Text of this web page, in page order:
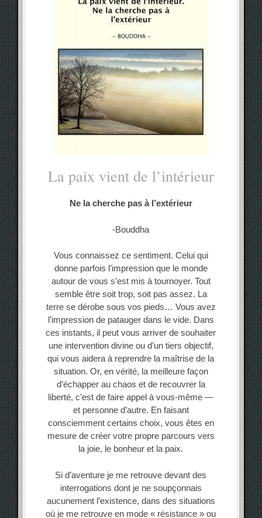
La paix vient de l’intérieur
Ne la cherche pas à l’extérieur
-Bouddha
Vous connaissez ce sentiment. Celui qui
donne parfois l’impression que le monde
autour de vous s’est mis à tournoyer. Tout
semble être soit trop, soit pas assez. La
terre se dérobe sous vos pieds… Vous avez
l’impression de patauger dans le vide. Dans
ces instants, il peut vous arriver de souhaiter
une intervention divine ou d’un tiers objectif,
qui vous aidera à reprendre la maîtrise de la
situation. Or, en vérité, la meilleure façon
d’échapper au chaos et de recouvrer la
liberté, c’est de faire appel à vous-même —
et personne d’autre. En faisant
consciemment certains choix, vous êtes en
mesure de créer votre propre parcours vers
la joie, le bonheur et la paix.
Si d’aventure je me retrouve devant des
interrogations dont je ne soupçonnais
aucunement l’existence, dans des situations
où je me retrouve en mode « résistance » ou